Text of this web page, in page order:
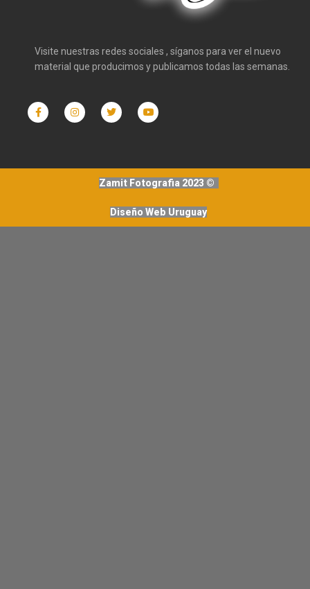
Visite nuestras redes sociales , síganos para ver el nuevo
material que producimos y publicamos todas las semanas.
Zamit Fotografia 2023 ©
Diseño Web Uruguay